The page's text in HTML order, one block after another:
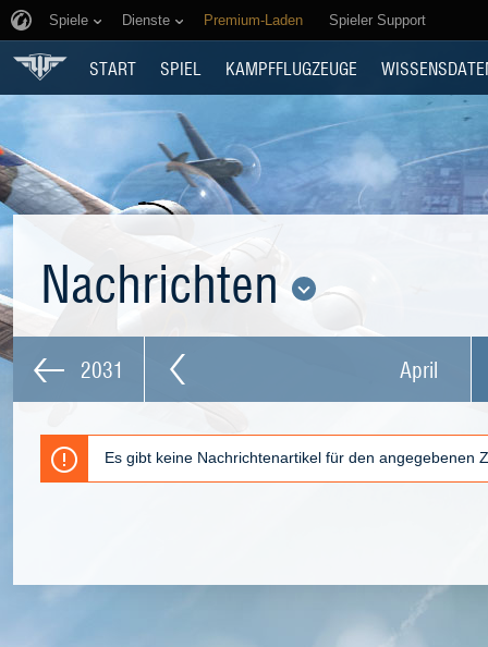
Spiele Dienste Premium-Laden Spieler Support
START SPIEL KAMPFFLUGZEUGE
Nachrichten
2031 April
Es gibt keine Nachrichtenartikel für den angegebenen